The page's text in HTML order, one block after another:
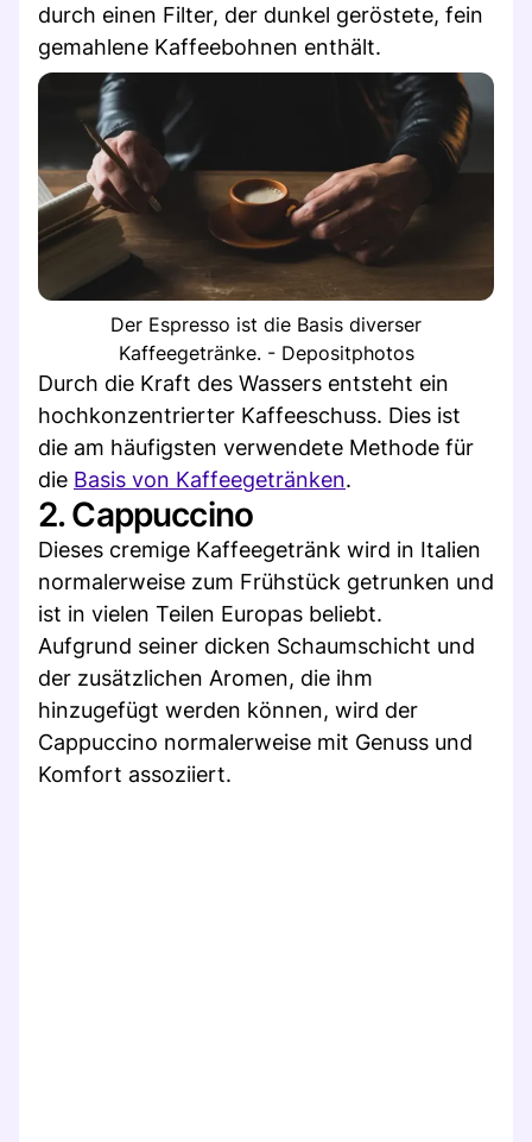
durch einen Filter, der dunkel geröstete, fein
gemahlene Kaffeebohnen enthält.
Der Espresso ist die Basis diverser
Kaffeegetränke. - Depositphotos
Durch die Kraft des Wassers entsteht ein
hochkonzentrierter Kaffeeschuss. Dies ist
die am häufigsten verwendete Methode für
die Basis von Kaffeegetränken.
2. Cappuccino
Dieses cremige Kaffeegetränk wird in Italien
normalerweise zum Frühstück getrunken und
ist in vielen Teilen Europas beliebt.
Aufgrund seiner dicken Schaumschicht und
der zusätzlichen Aromen, die ihm
hinzugefügt werden können, wird der
Cappuccino normalerweise mit Genuss und
Komfort assoziiert.